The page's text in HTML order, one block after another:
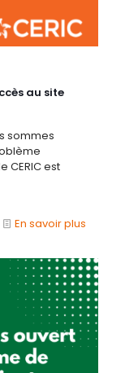
au site
sommes
CERIC est
En savoir plus